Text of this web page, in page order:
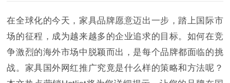
在全球化的今天，家具品牌愿意迈出一步，踏上国际市
场的征程，成为越来越多的企业追求的目标。如何在竞
争激烈的海外市场中脱颖而出，是每个品牌都面临的挑
战。家具国外网红推广究竟是什么样的策略和方法呢？